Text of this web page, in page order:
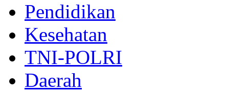
Pendidikan
Kesehatan
TNI-POLRI
Daerah